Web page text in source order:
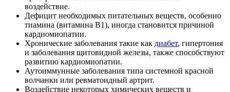
воздействие.
Дефицит необходимых питательных веществ, особенно
тиамина (витамина B1), иногда становится причиной
кардиомиопатии.
Хронические заболевания такие как диабет, гипертония
и заболевания щитовидной железы, также способствуют
развитию кардиомиопатии.
Аутоиммунные заболевания типа системной красной
волчанки или ревматоидный артрит.
Воздействие некоторых химических веществ и